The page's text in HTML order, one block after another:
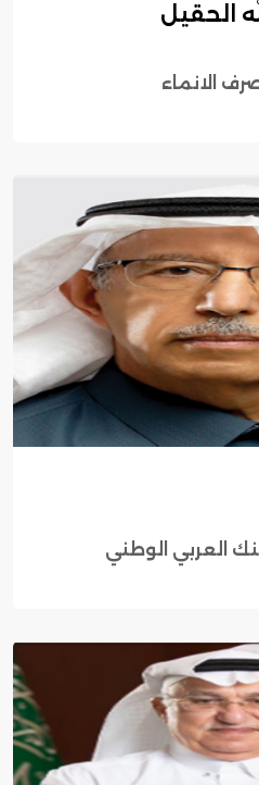
الحقيل
الانماء
العربي الوطني